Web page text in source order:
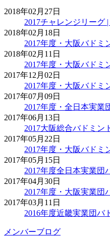
2018年02月27日
2017チャレンジリーグ
2018年02月18日
2017年度・大阪バドミ
2018年02月11日
2017年度・大阪バドミ
2017年12月02日
2017年度・大阪バドミ
2017年07月09日
2017年度・全日本実業
2017年06月13日
2017大阪総合バドミン
2017年05月22日
2017年度・大阪バドミ
2017年05月15日
2017年度全日本実業団
2017年04月30日
2017年度・大阪実業団
2017年03月11日
2016年度近畿実業団バ
メンバーブログ